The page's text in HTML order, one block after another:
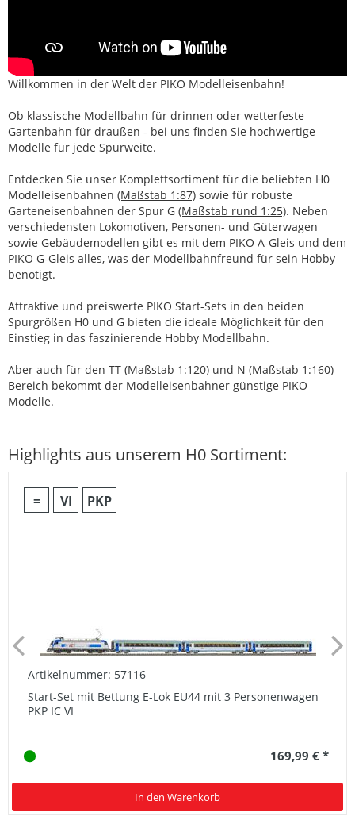
Willkommen in der Welt der PIKO Modelleisenbahn!
Ob klassische Modellbahn für drinnen oder wetterfeste
Gartenbahn für draußen - bei uns finden Sie hochwertige
Modelle für jede Spurweite.
Entdecken Sie unser Komplettsortiment für die beliebten H0
Modelleisenbahnen (Maßstab 1:87) sowie für robuste
Garteneisenbahnen der Spur G (Maßstab rund 1:25). Neben
verschiedensten Lokomotiven, Personen- und Güterwagen
sowie Gebäudemodellen gibt es mit dem PIKO A-Gleis und dem
PIKO G-Gleis alles, was der Modellbahnfreund für sein Hobby
benötigt.
Attraktive und preiswerte PIKO Start-Sets in den beiden
Spurgrößen H0 und G bieten die ideale Möglichkeit für den
Einstieg in das faszinierende Hobby Modellbahn.
Aber auch für den TT (Maßstab 1:120) und N (Maßstab 1:160)
Bereich bekommt der Modelleisenbahner günstige PIKO
Modelle.
Highlights aus unserem H0 Sortiment:
= VI PKP
Artikelnummer: 57116
Start-Set mit Bettung E-Lok EU44 mit 3 Personenwagen
PKP IC VI
169,99 € *
In den Warenkorb